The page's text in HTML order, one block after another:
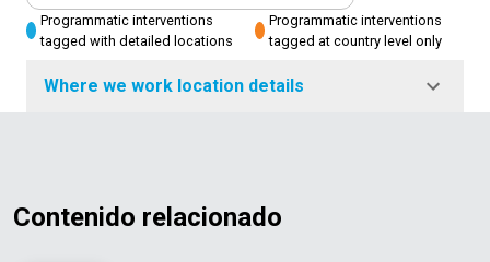
Programmatic interventions
tagged with detailed locations
Programmatic interventions
tagged at country level only
Where we work location details
Contenido relacionado